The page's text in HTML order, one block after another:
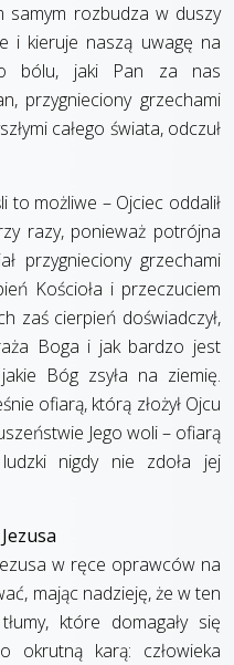
samym rozbudza w duszy
i kieruje naszą uwagę na
bólu, jaki Pan za nas
przygnieciony grzechami
całego świata, odczuł
to możliwe – Ojciec oddalił
razy, ponieważ potrójna
przygnieciony grzechami
Kościoła i przeczuciem
zaś cierpień doświadczył,
Boga i jak bardzo jest
Bóg zsyła na ziemię.
ofiarą, którą złożył Ojcu
Jego woli – ofiarą
nigdy nie zdoła jej
w ręce oprawców na
mając nadzieję, że w ten
które domagały się
okrutną karą: człowieka